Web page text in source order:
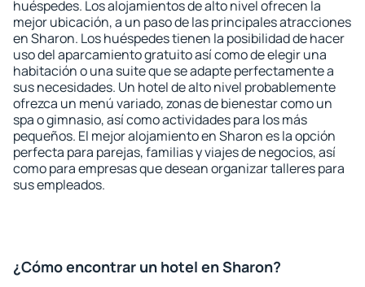
huéspedes. Los alojamientos de alto nivel ofrecen la
mejor ubicación, a un paso de las principales atracciones
en Sharon. Los huéspedes tienen la posibilidad de hacer
uso del aparcamiento gratuito así como de elegir una
habitación o una suite que se adapte perfectamente a
sus necesidades. Un hotel de alto nivel probablemente
ofrezca un menú variado, zonas de bienestar como un
spa o gimnasio, así como actividades para los más
pequeños. El mejor alojamiento en Sharon es la opción
perfecta para parejas, familias y viajes de negocios, así
como para empresas que desean organizar talleres para
sus empleados.
¿Cómo encontrar un hotel en Sharon?